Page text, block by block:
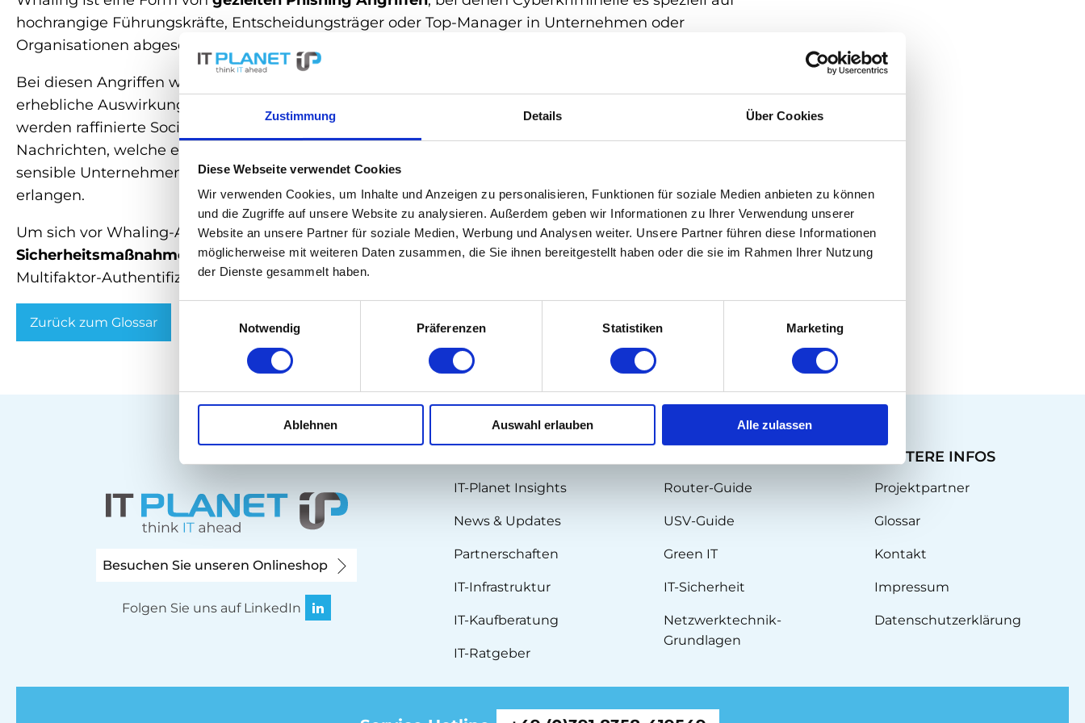
Zustimmung Details Über Cookies
Diese Webseite verwendet Cookies
Wir verwenden Cookies, um Inhalte und Anzeigen zu personalisieren, Funktionen für soziale Medien anbieten zu können
und die Zugriffe auf unsere Website zu analysieren. Außerdem geben wir Informationen zu Ihrer Verwendung unserer
Website an unsere Partner für soziale Medien, Werbung und Analysen weiter. Unsere Partner führen diese Informationen
möglicherweise mit weiteren Daten zusammen, die Sie ihnen bereitgestellt haben oder die sie im Rahmen Ihrer Nutzung
der Dienste gesammelt haben.
Notwendig
Präferenzen Statistiken Marketing
Ablehnen Auswahl erlauben Alle zulassen
hochrangige Führungskräfte, Entscheidungsträger oder Top-Manager in Unternehmen oder
Organisationen abgesehen haben.
Bei diesen Angriffen wird Fokus auf
erhebliche Auswirkungen auf die Organisation haben kann. Um Vertrauen des Ziels zu gewinnen,
werden raffinierte Social-Engineering-Techniken verwendet, bspw. durch gefälschte E-Mails oder
Nachrichten, welche einen vertrauenswürdigen Anschein haben. Ziel dieser Angriffe ist es,
sensible Unternehmensinformationen, finanzielle Daten oder Zugriff auf wichtige Systeme zu
erlangen.
Um sich vor Whaling-Angriffen zu schützen, setzen Organisationen verschiedene
Sicherheitsmaßnahmenein. Das können z. B.: Schulungen für Mitarbeiter, E-Mail-Filter oder
Multifaktor-Authentifizierungen sein.
Zurück zum Glossar
Besuchen Sie unseren Onlineshop
Folgen Sie uns auf LinkedIn
IT-Planet Insights
News & Updates
Partnerschaften
IT-Infrastruktur
IT-Kaufberatung
IT-Ratgeber
Router-Guide
USV-Guide
Green IT
IT-Sicherheit
Netzwerktechnik-
Grundlagen
WEITERE INFOS
Projektpartner
Glossar
Kontakt
Impressum
Datenschutzerklärung